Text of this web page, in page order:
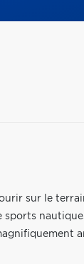
sur le
sports